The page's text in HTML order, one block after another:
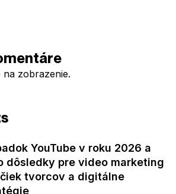
na zobrazenie.
YouTube v roku 2026 a
dôsledky pre video marketing
tvorcov a digitálne